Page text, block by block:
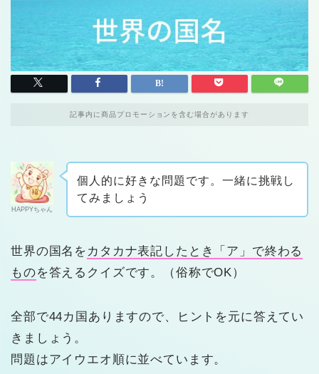
記事内に商品プロモーションを含む場合があります
HAPPYちゃん
個人的に好きな問題です。一緒に挑戦し
てみましょう
世界の国名を カタカナ表記したとき「ア」で終わる
ものを答えるクイズです。（俗称でOK）
全部で44カ国ありますので、ヒントを元に答えてい
きましょう。
問題はアイウエオ順に並べています。